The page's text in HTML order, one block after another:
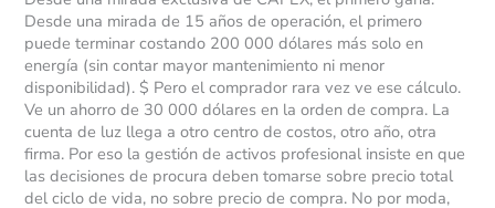
Desde una mirada de 15 años de operación, el primero
puede terminar costando 200 000 dólares más solo en
energía (sin contar mayor mantenimiento ni menor
disponibilidad). $ Pero el comprador rara vez ve ese cálculo.
Ve un ahorro de 30 000 dólares en la orden de compra. La
cuenta de luz llega a otro centro de costos, otro año, otra
firma. Por eso la gestión de activos profesional insiste en que
las decisiones de procura deben tomarse sobre precio total
del ciclo de vida, no sobre precio de compra. No por moda,